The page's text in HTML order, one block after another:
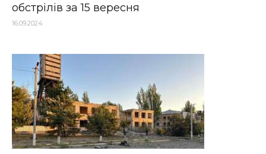
обстрілів за 15 вересня
16.09.2024